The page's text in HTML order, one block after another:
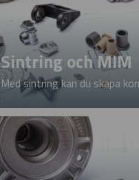
Sintring och MIM
Med sintring kan du skapa